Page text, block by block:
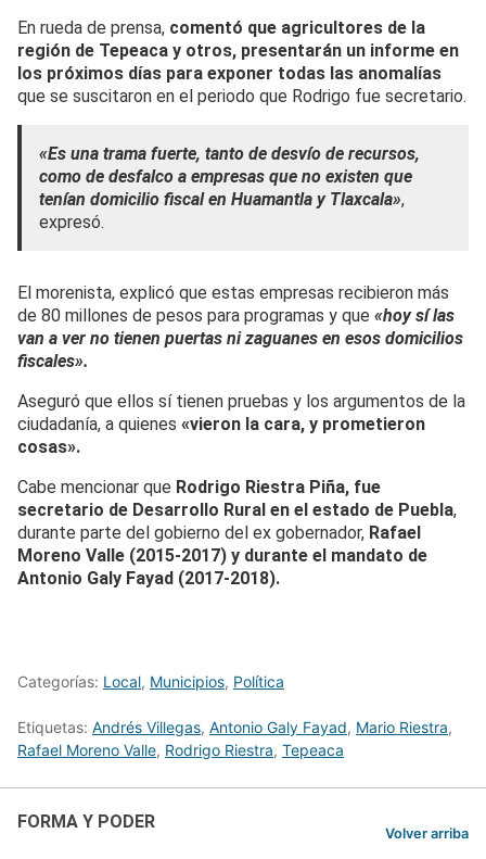
En rueda de prensa, comentó que agricultores de la
región de Tepeaca y otros, presentarán un informe en
los próximos días para exponer todas las anomalías
que se suscitaron en el periodo que Rodrigo fue secretario.
«Es una trama fuerte, tanto de desvío de recursos,
como de desfalco a empresas que no existen que
tenían domicilio fiscal en Huamantla y Tlaxcala»,
expresó.
El morenista, explicó que estas empresas recibieron más
de 80 millones de pesos para programas y que «hoy sí las
van a ver no tienen puertas ni zaguanes en esos domicilios
fiscales».
Aseguró que ellos sí tienen pruebas y los argumentos de la
ciudadanía, a quienes «vieron la cara, y prometieron
cosas».
Cabe mencionar que Rodrigo Riestra Piña, fue
secretario de Desarrollo Rural en el estado de Puebla,
durante parte del gobierno del ex gobernador, Rafael
Moreno Valle (2015-2017) y durante el mandato de
Antonio Galy Fayad (2017-2018).
Categorías: Local, Municipios, Política
Etiquetas: Andrés Villegas, Antonio Galy Fayad, Mario Riestra,
Rafael Moreno Valle, Rodrigo Riestra, Tepeaca
FORMA Y PODER
Volver arriba